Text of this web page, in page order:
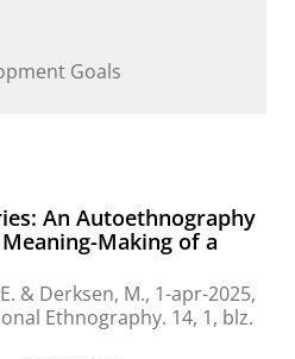
Goals
An Autoethnography
Making of a
& Derksen, M., 1-apr-2025,
Ethnography. 14, 1, blz.